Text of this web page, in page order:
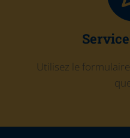
Utilisez le